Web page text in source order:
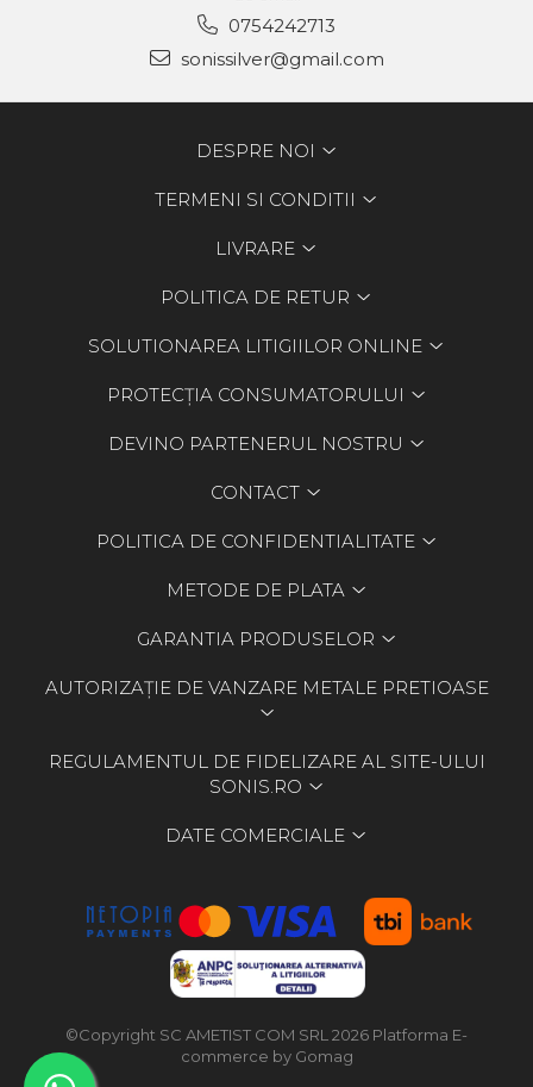
0754242713
sonissilver@gmail.com
DESPRE NOI
TERMENI SI CONDITII
LIVRARE
POLITICA DE RETUR
SOLUTIONAREA LITIGIILOR ONLINE
PROTECȚIA CONSUMATORULUI
DEVINO PARTENERUL NOSTRU
CONTACT
POLITICA DE CONFIDENTIALITATE
METODE DE PLATA
GARANTIA PRODUSELOR
AUTORIZAȚIE DE VANZARE METALE PRETIOASE
REGULAMENTUL DE FIDELIZARE AL SITE-ULUI
SONIS.RO
DATE COMERCIALE
©Copyright SC AMETIST COM SRL 2026 Platforma E-
commerce by Gomag